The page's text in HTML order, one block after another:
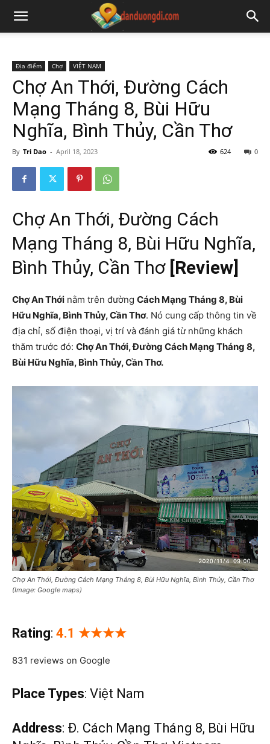
Địa điểm Chợ VIỆT NAM
Chợ An Thới, Đường Cách
Mạng Tháng 8, Bùi Hữu
Nghĩa, Bình Thủy, Cần Thơ
By Tri Dao - April 18, 2023 0
624
Chợ An Thới, Đường Cách
Mạng Tháng 8, Bùi Hữu Nghĩa,
Bình Thủy, Cần Thơ[Review]
Chợ An Thới nằm trên đường Cách Mạng Tháng 8, Bùi
Hữu Nghĩa, Bình Thủy, Cần Thơ. Nó cung cấp thông tin về
địa chỉ, số điện thoại, vị trí và đánh giá từ những khách
thăm trước đó: Chợ An Thới, Đường Cách Mạng Tháng 8,
Bùi Hữu Nghĩa, Bình Thủy, Cần Thơ.
Chợ An Thới, Đường Cách Mạng Tháng 8, Bùi Hữu Nghĩa, Bình Thủy, Cần Thơ
(Image: Google maps)
Rating: 4.1 ★★★★
831 reviews on Google
Place Types: Việt Nam
Address: Đ. Cách Mạng Tháng 8, Bùi Hữu